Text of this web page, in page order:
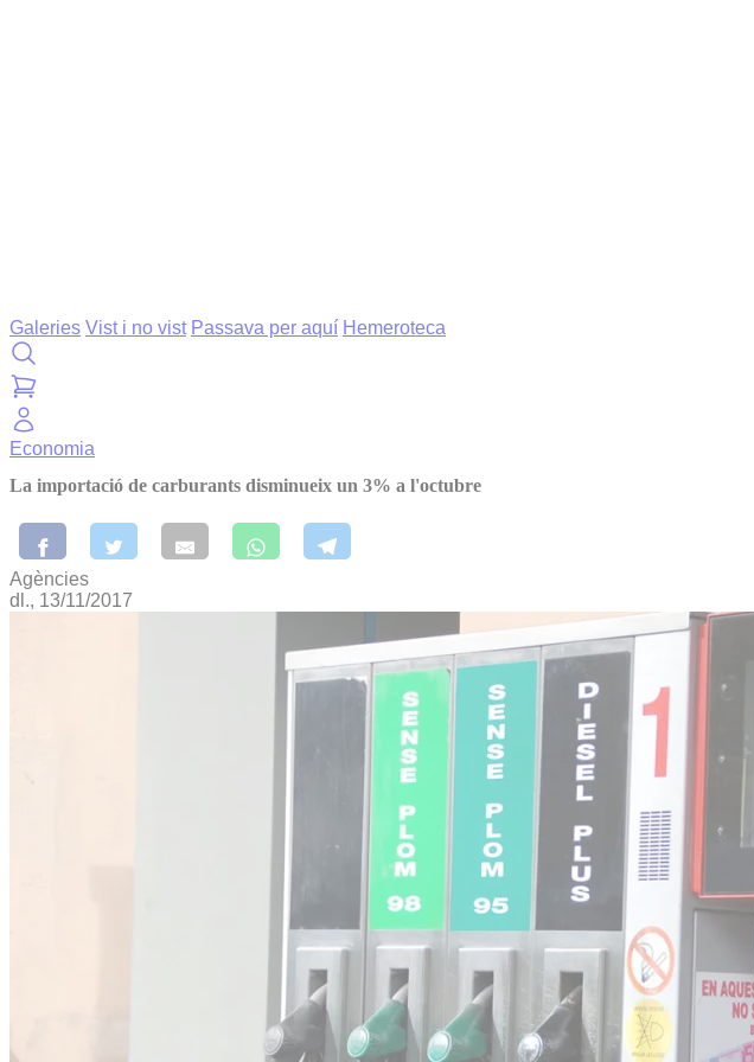
Galeries Vist i no vist Passava per aquí Hemeroteca
Economia
La importació de carburants disminueix un 3% a l'octubre
Agències
dl., 13/11/2017